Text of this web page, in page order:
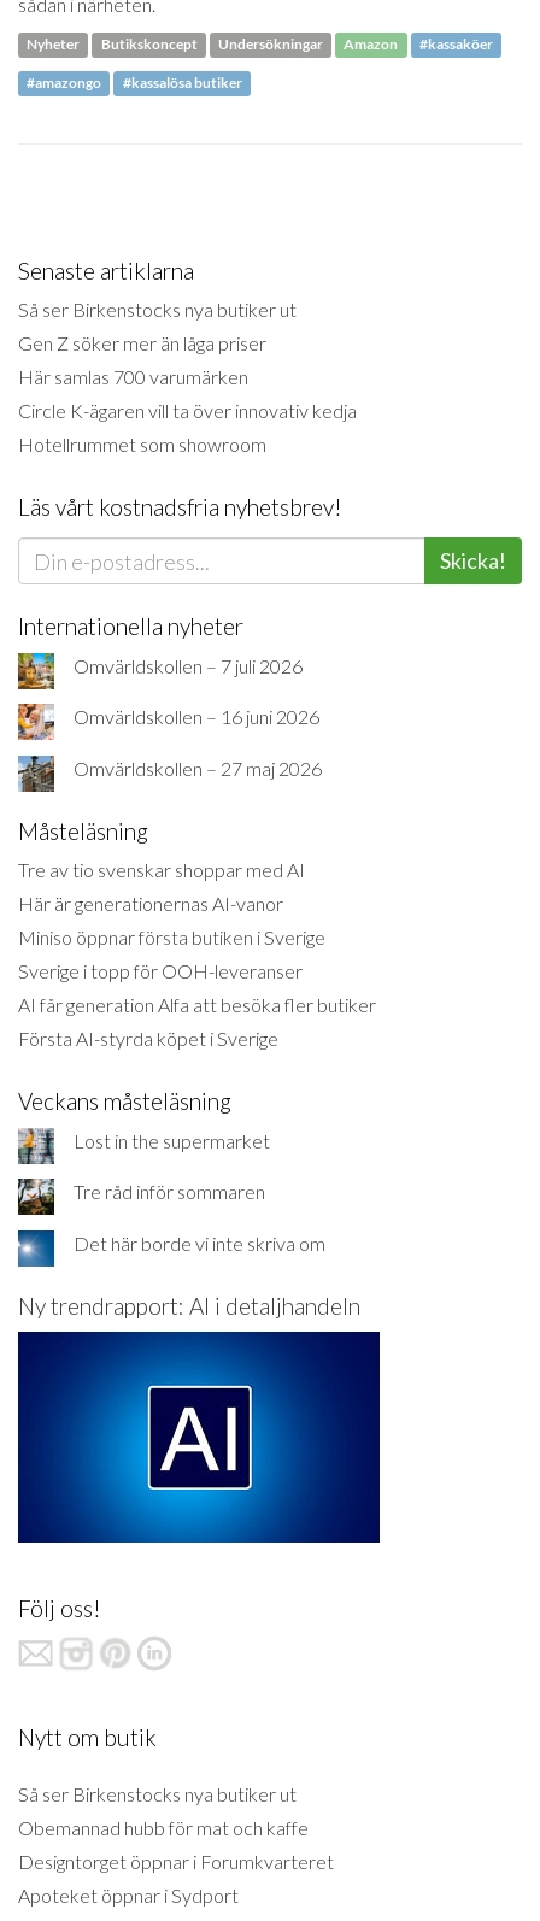
Nyheter Butikskoncept Undersökningar Amazon #kassaköer
#amazongo #kassalösa butiker
Senaste artiklarna
Så ser Birkenstocks nya butiker ut
Gen Z söker mer än låga priser
Här samlas 700 varumärken
Circle K-ägaren vill ta över innovativ kedja
Hotellrummet som showroom
Läs vårt kostnadsfria nyhetsbrev!
Skicka!
Internationella nyheter
Omvärldskollen – 7 juli 2026
Omvärldskollen – 16 juni 2026
Omvärldskollen – 27 maj 2026
Måsteläsning
Tre av tio svenskar shoppar med AI
Här är generationernas AI-vanor
Miniso öppnar första butiken i Sverige
Sverige i topp för OOH-leveranser
AI får generation Alfa att besöka fler butiker
Första AI-styrda köpet i Sverige
Veckans måsteläsning
Lost in the supermarket
Tre råd inför sommaren
Det här borde vi inte skriva om
Ny trendrapport: AI i detaljhandeln
Följ oss!
Nytt om butik
Så ser Birkenstocks nya butiker ut
Obemannad hubb för mat och kaffe
Designtorget öppnar i Forumkvarteret
Apoteket öppnar i Sydport